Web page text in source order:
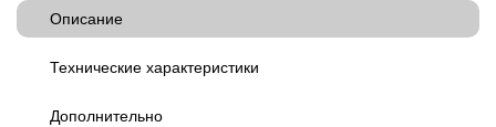
Описание
Технические характеристики
Дополнительно